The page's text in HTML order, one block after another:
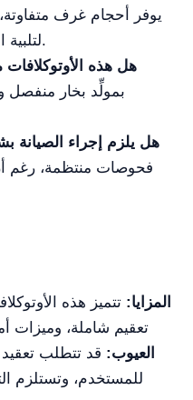
لتلبية احتياجات التعقيم المختلفة.
هل هذه
بمولِّد بخار منفصل
هل يلزم إجراء الصيانة
فحوصات منتظمة، رغم
المزايا: تتميز هذه
تعقيم شاملة، وميزات
العيوب: قد تتطلب تعقيد
للمستخدم، وتستلزم